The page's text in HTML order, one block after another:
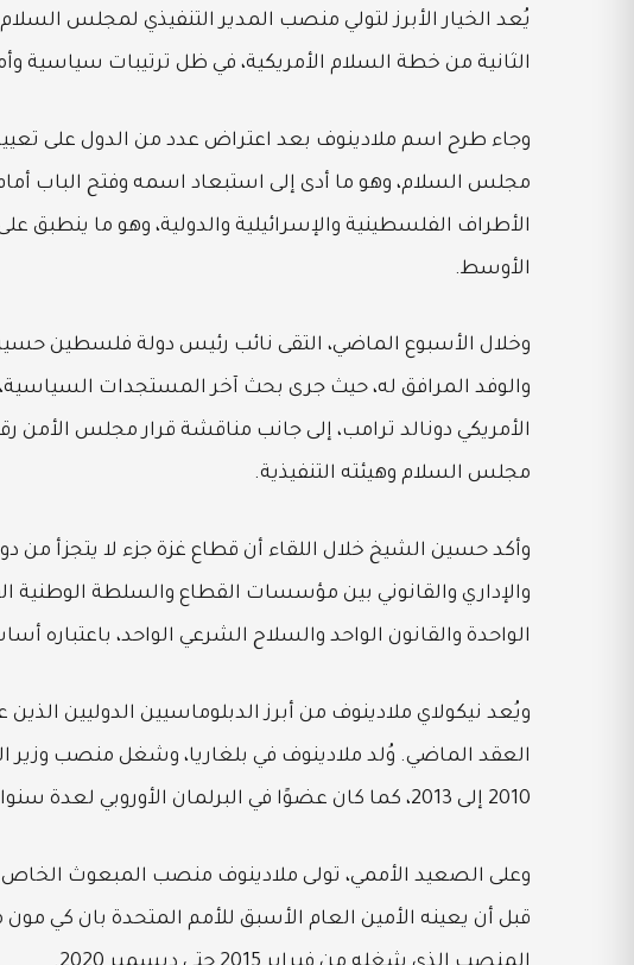
يُعد الخيار الأبرز لتولي منصب المدير التنفيذي لمجلس
الثانية من خطة السلام الأمريكية، في ظل ترتيبات سياسية
وجاء طرح اسم ملادينوف بعد اعتراض عدد من الدول على تعيين
مجلس السلام، وهو ما أدى إلى استبعاد اسمه وفتح الباب
الأطراف الفلسطينية والإسرائيلية والدولية، وهو ما
الأوسط.
وخلال الأسبوع الماضي، التقى نائب رئيس دولة فلسطين حسين
والوفد المرافق له، حيث جرى بحث آخر المستجدات السياسية،
مجلس السلام وهيئته التنفيذية.
وأكد حسين الشيخ خلال اللقاء أن قطاع غزة جزء لا يتجزأ
والإداري والقانوني بين مؤسسات القطاع والسلطة الوطنية
الواحدة والقانون الواحد والسلاح الشرعي الواحد، باعتباره
ويُعد نيكولاي ملادينوف من أبرز الدبلوماسيين الدوليين
2010 إلى 2013، كما كان عضوًا في البرلمان الأوروبي لعدة سنوات قبل انتقاله للعمل الدولي.
قبل أن يعينه الأمين العام الأسبق للأمم المتحدة بان كي